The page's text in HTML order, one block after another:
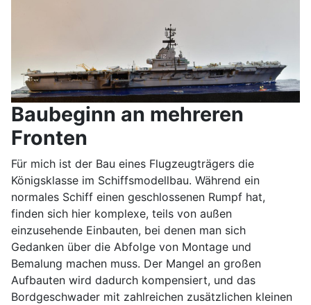
Baubeginn an mehreren
Fronten
Für mich ist der Bau eines Flugzeugträgers die
Königsklasse im Schiffsmodellbau. Während ein
normales Schiff einen geschlossenen Rumpf hat,
finden sich hier komplexe, teils von außen
einzusehende Einbauten, bei denen man sich
Gedanken über die Abfolge von Montage und
Bemalung machen muss. Der Mangel an großen
Aufbauten wird dadurch kompensiert, und das
Bordgeschwader mit zahlreichen zusätzlichen kleinen